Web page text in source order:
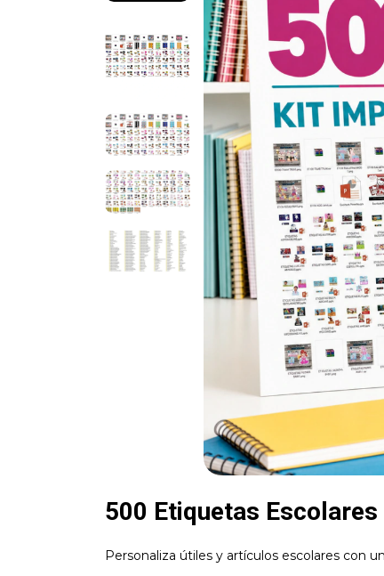
500 Etiquetas
Personaliza útiles y artículos escolares con